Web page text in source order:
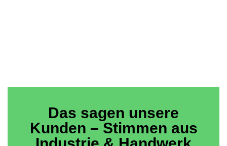
Das sagen unsere
Kunden – Stimmen aus